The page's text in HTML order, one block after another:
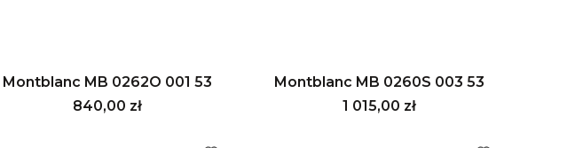
Montblanc MB 0262O 001 53
Cena
840,00 zł
Montblanc MB 0260S 003 53
Cena
1 015,00 zł